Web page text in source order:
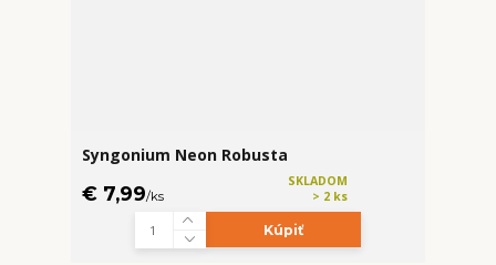
Syngonium Neon Robusta
€ 7,99/ks
SKLADOM
> 2 ks
Kúpiť